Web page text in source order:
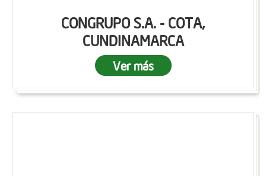
CONGRUPO S.A. - COTA,
CUNDINAMARCA
Ver más